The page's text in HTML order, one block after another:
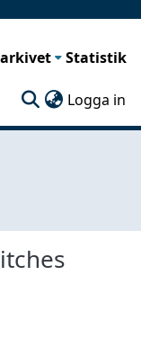
Statistik
Logga in